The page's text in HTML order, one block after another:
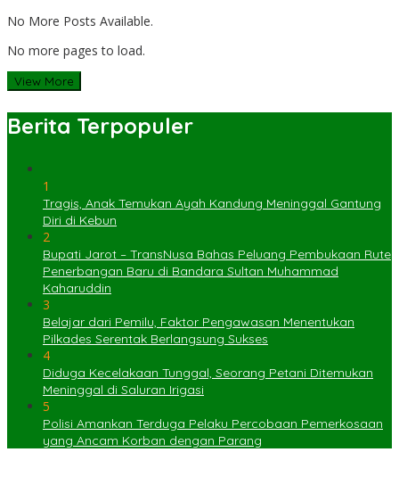
No More Posts Available.
No more pages to load.
View More
Berita Terpopuler
1
Tragis, Anak Temukan Ayah Kandung Meninggal Gantung
Diri di Kebun
2
Bupati Jarot – TransNusa Bahas Peluang Pembukaan Rute
Penerbangan Baru di Bandara Sultan Muhammad
Kaharuddin
3
Belajar dari Pemilu, Faktor Pengawasan Menentukan
Pilkades Serentak Berlangsung Sukses
4
Diduga Kecelakaan Tunggal, Seorang Petani Ditemukan
Meninggal di Saluran Irigasi
5
Polisi Amankan Terduga Pelaku Percobaan Pemerkosaan
yang Ancam Korban dengan Parang